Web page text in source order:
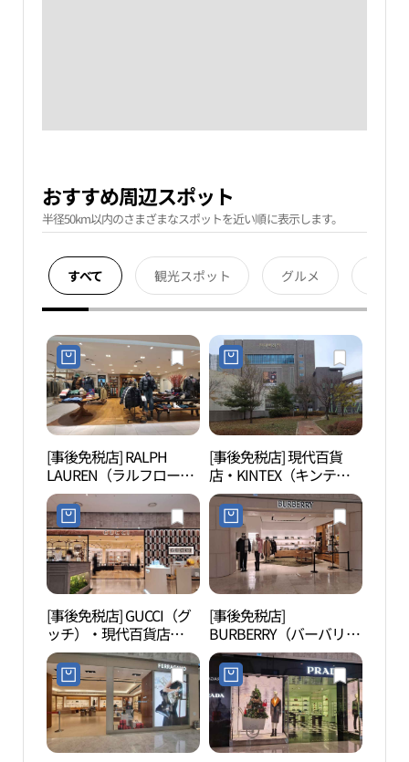
おすすめ周辺スポット
半径50km以内のさまざまなスポットを近い順に表示します。
すべて 観光スポット グルメ
[事後免税店] RALPH
LAUREN（ラルフローレ
ン）・現代百貨店
KINTEX（キンテック
ス）店(랄프로렌 현대백
화점 킨텍스점)
[事後免税店] 現代百貨
店・KINTEX（キンテッ
クス）店(현대백화점 킨
텍스점)
[事後免税店] GUCCI（グ
ッチ）・現代百貨店
KINTEX（キンテック
ス）店(구찌 현대백화점
킨텍스점)
[事後免税店]
BURBERRY（バーバリ
ー）・現代百貨店
KINTEX（キンテック
ス）店(버버리 현대백화
점 킨텍스점)